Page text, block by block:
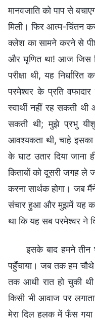
मानवजाति को पाप से
मिली। फिर आत्म-चिंतन
क्लेश का सामने करने से
और घृणित था! आज जिस
परीक्षा थी, यह
परमेश्वर के प्रति
स्वार्थी नहीं रह सकती
सकती थी; मुझे प्रभु
आवश्यकता थी, चाहे इसका
के घाट उतार दिया जाना
किताबों को दूसरी जगह ले
करना सार्थक होगा। जब
संचार हुआ और मुझमें यह
था कि यह सब परमेश्वर ने
इसके बाद हमने तीन
पहुँचाया। जब तक हम
तक आधी रात हो चुकी
किसी भी आवाज पर
मेरा दिल हलक में फँस